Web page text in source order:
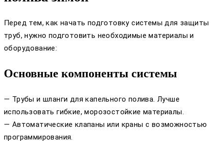
Перед тем, как начать подготовку системы для защиты
труб, нужно подготовить необходимые материалы и
оборудование:
Основные компоненты системы
— Трубы и шланги для капельного полива. Лучше
использовать гибкие, морозостойкие материалы.
— Автоматические клапаны или краны с возможностью
программирования.